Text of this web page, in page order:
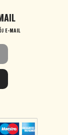
E-MAIL